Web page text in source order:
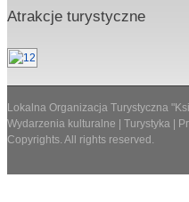
Atrakcje turystyczne
Lokalna Organizacja Turystyczna
Wydarzenia kulturalne | Turystyka |
Copyrights. All rights reserved.